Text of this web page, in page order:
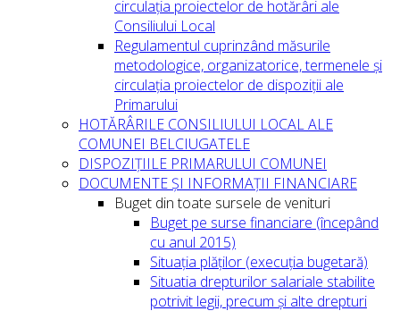
circulația proiectelor de hotărâri ale
Consiliului Local
Regulamentul cuprinzând măsurile
metodologice, organizatorice, termenele și
circulația proiectelor de dispoziții ale
Primarului
HOTĂRÂRILE CONSILIULUI LOCAL ALE
COMUNEI BELCIUGATELE
DISPOZIȚIILE PRIMARULUI COMUNEI
DOCUMENTE ȘI INFORMAȚII FINANCIARE
Buget din toate sursele de venituri
Buget pe surse financiare (începând
cu anul 2015)
Situația plăților (execuția bugetară)
Situatia drepturilor salariale stabilite
potrivit legii, precum și alte drepturi